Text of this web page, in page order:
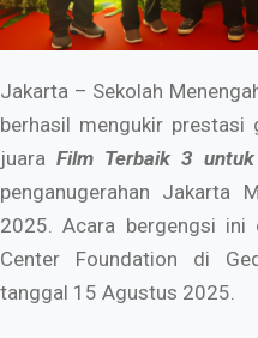
Jakarta – Sekolah
berhasil mengukir prestasi
juaraFilm Terbaik 3
penganugerahan Jakarta
2025. Acara bergengsi ini
Center Foundation di
tanggal 15 Agustus 2025.